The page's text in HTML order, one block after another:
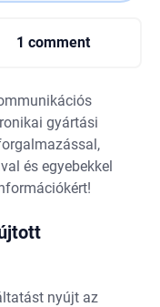
1 comment
gyártási
és egyebekkel
nyújt az